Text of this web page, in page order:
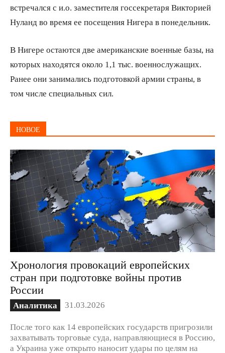
встречался с и.о. заместителя госсекретаря Викторией
Нуланд во время ее посещения Нигера в понедельник.
В Нигере остаются две американские военные базы, на
которых находятся около 1,1 тыс. военнослужащих.
Ранее они занимались подготовкой армии страны, в
том числе специальных сил.
НОВОЕ
Хронология провокаций европейских
стран при подготовке войны против
России
Аналитика 31.03.2026
После того как 14 европейских государств пригрозили
захватывать торговые суда, направляющиеся в Россию,
а Украина уже открыто наносит удары по целям на